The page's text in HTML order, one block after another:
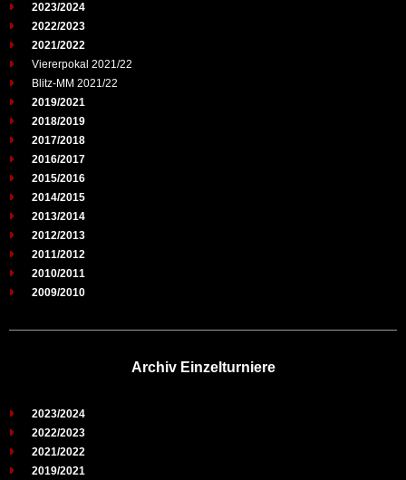
2023/2024
2022/2023
2021/2022
Viererpokal 2021/22
Blitz-MM 2021/22
2019/2021
2018/2019
2017/2018
2016/2017
2015/2016
2014/2015
2013/2014
2012/2013
2011/2012
2010/2011
2009/2010
Archiv Einzelturniere
2023/2024
2022/2023
2021/2022
2019/2021